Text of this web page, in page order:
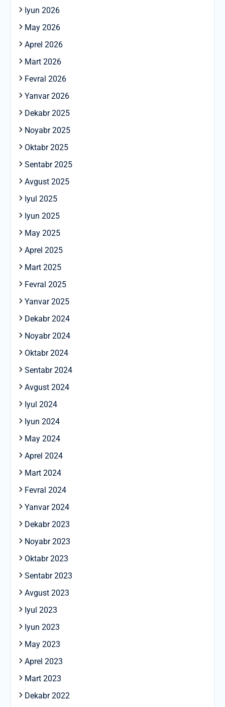
Iyun 2026
May 2026
Aprel 2026
Mart 2026
Fevral 2026
Yanvar 2026
Dekabr 2025
Noyabr 2025
Oktabr 2025
Sentabr 2025
Avgust 2025
Iyul 2025
Iyun 2025
May 2025
Aprel 2025
Mart 2025
Fevral 2025
Yanvar 2025
Dekabr 2024
Noyabr 2024
Oktabr 2024
Sentabr 2024
Avgust 2024
Iyul 2024
Iyun 2024
May 2024
Aprel 2024
Mart 2024
Fevral 2024
Yanvar 2024
Dekabr 2023
Noyabr 2023
Oktabr 2023
Sentabr 2023
Avgust 2023
Iyul 2023
Iyun 2023
May 2023
Aprel 2023
Mart 2023
Dekabr 2022